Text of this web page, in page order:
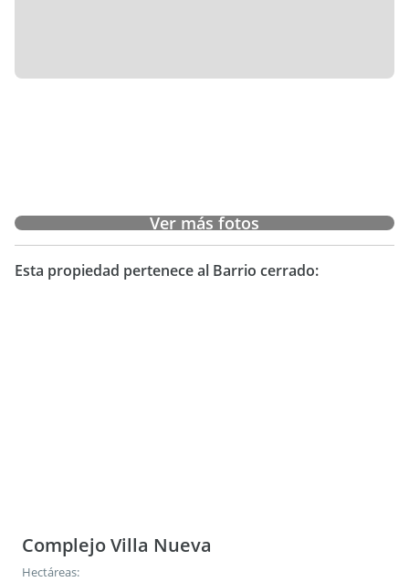
Ver más fotos
Esta propiedad pertenece al Barrio cerrado:
Complejo Villa Nueva
Hectáreas: